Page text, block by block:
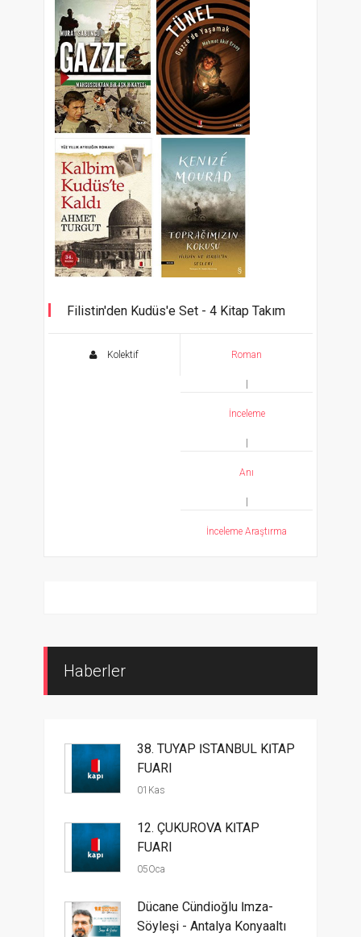
Filistin'den Kudüs'e Set - 4 Kitap Takım
Kolektif Roman
İnceleme
Anı
İnceleme Araştırma
Haberler
38. TÜYAP İSTANBUL KİTAP
FUARI
01Kas
12. ÇUKUROVA KİTAP
FUARI
05Oca
Dücane Cündioğlu İmza-
Söyleşi - Antalya Konyaaltı